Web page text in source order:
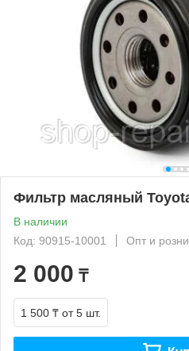
Фильтр масляный
В наличии
Код: 90915-10001
Опт и
2 000 ₸
1 500 ₸ от 5 шт.